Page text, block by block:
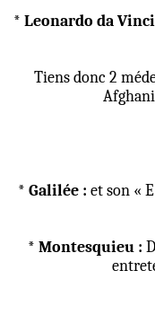
* Leonardo da Vinci
Tiens donc 2
* Galilée : et son «
* Montesquieu :